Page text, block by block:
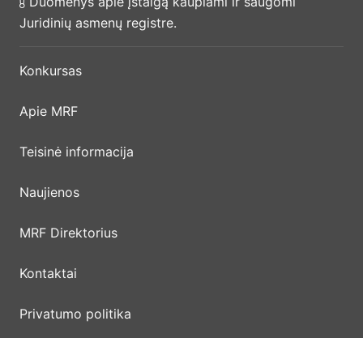
Juridinių asmenų registre.
Konkursas
Apie MRF
Teisinė informacija
Naujienos
MRF Direktorius
Kontaktai
Privatumo politika